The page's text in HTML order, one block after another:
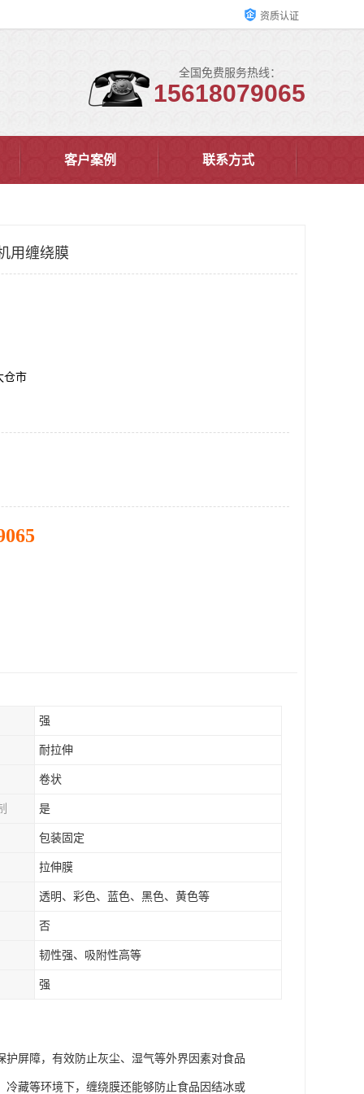
资质认证
全国免费服务热线：
15618079065
客户案例 联系方式
用缠绕膜
仓市
强
耐拉伸
卷状
是
包装固定
拉伸膜
透明、彩色、蓝色、黑色、黄色等
否
韧性强、吸附性高等
强
屏障，有效防止灰尘、湿气等外界因素对食品
藏等环境下，缠绕膜还能够防止食品因结冰或